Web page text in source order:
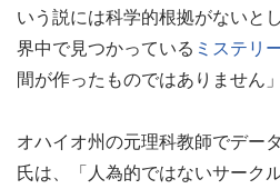
いう説には科学的根拠がないと
界中で見つかっている ミステリ
間が作ったものではありません
オハイオ州の元理科教師でデー
氏は、「人為的ではないサーク